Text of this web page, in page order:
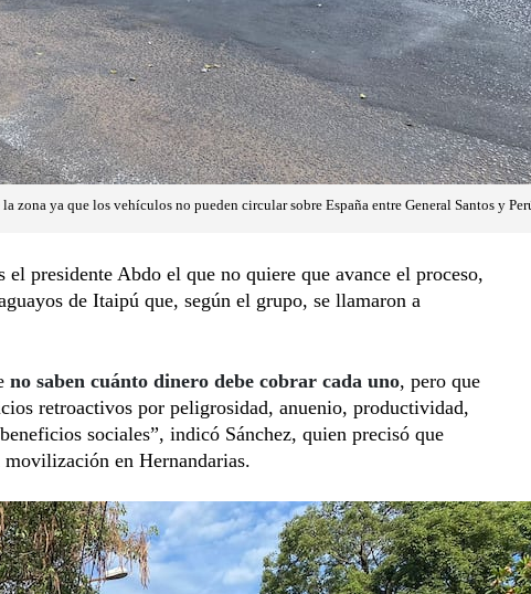
zona ya que los vehículos no pueden circular sobre España entre General Santos y
el presidente Abdo el que no quiere que avance el proceso,
de Itaipú que, según el grupo, se llamaron a
no saben cuánto dinero debe cobrar cada uno, pero que
retroactivos por peligrosidad, anuenio, productividad,
sociales”, indicó Sánchez, quien precisó que
en Hernandarias.